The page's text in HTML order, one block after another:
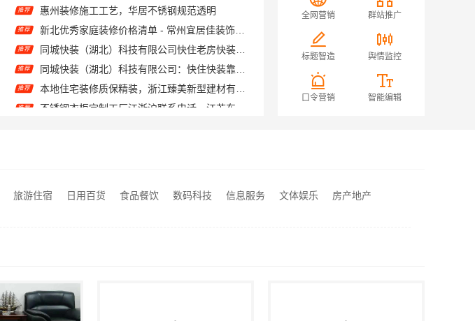
推荐
推荐 同城快装（湖北）科技有限公司快住老房快装公司工期保障省心
推荐 同城快装（湖北）科技有限公司：快住快装靠谱吗省心
推荐 本地住宅装修质保精装，浙江臻美新型建材有限公司放心入住
推荐 不锈钢衣柜定制工厂江浙沪联系电话，江苏东钢金属科技有限公司为您服务
推荐 专业轮胎批发平台解决方案：湖北省腾冠畅实业贸易有限公司
全网营销 群站推广
标题智造 舆情监控
口令营销 智能编辑
旅游住宿 日用百货 食品餐饮 数码科技 信息服务 文体娱乐
房产地产